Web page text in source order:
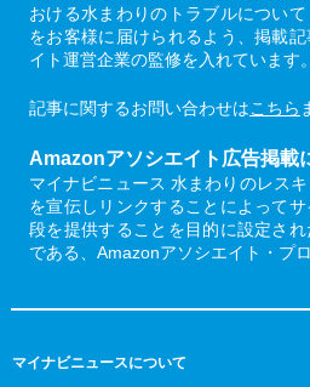
おける水まわりのトラブルについて
をお客様に届けられるよう、掲載
イト運営企業の監修を入れています。
記事に関するお問い合わせはこちら
Amazonアソシエイト広告掲載
マイナビニュース 水まわりのレス
を宣伝しリンクすることによって
段を提供することを目的に設定さ
である、Amazonアソシエイト・プ
マイナビニュースについて